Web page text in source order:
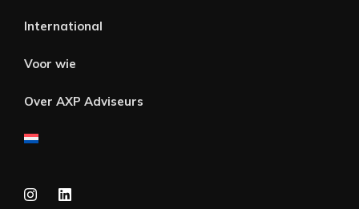
International
Voor wie
Over AXP Adviseurs